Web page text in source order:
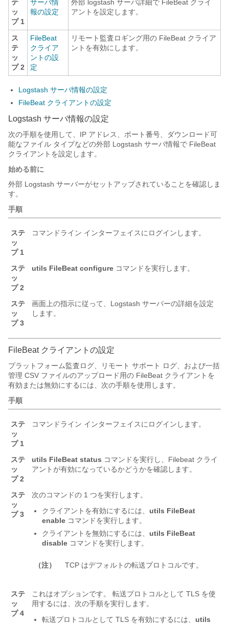
テ
ッ
プ 1
サーバ情
報の設定
外部 logstash サーバ詳細で FileBeat クライ
アントを設定します。
ス
テ
ッ
プ 2
FileBeat
クライア
ントの設
定
リモート監査ロギング用の FileBeat クライア
ントを有効にします。
Logstash サーバ情報の設定
FileBeat クライアントの設定
Logstash サーバ情報の設定
次の手順を使用して、IP アドレス、ポート番号、ダウンロード可
能なファイル タイプなどの外部 Logstash サーバ情報で FileBeat
クライアントを設定します。
始める前に
外部 Logstash サーバーがセットアップされていることを確認しま
す。
手順
ステ
ッ
プ 1
コマンドライン インターフェイスにログインします。
ステ
ッ
プ 2
utils FileBeat configure コマンドを実行します。
ステ
ッ
プ 3
画面上の指示に従って、Logstash サーバーの詳細を設定
します。
FileBeat クライアントの設定
プラットフォーム監査ログ、リモート サポート ログ、および一括
管理 CSV ファイルのアップロード用の FileBeat クライアントを
有効または無効にするには、次の手順を使用します。
手順
ステ
ッ
プ 1
コマンドライン インターフェイスにログインします。
ステ
ッ
プ 2
utils FileBeat status コマンドを実行し、Filebeat クライ
アントが有効になっているかどうかを確認します。
ステ
ッ
プ 3
次のコマンドの 1 つを実行します。
クライアントを有効にするには、 utils FileBeat
enable コマンドを実行します。
クライアントを無効にするには、 utils FileBeat
disable コマンドを実行します。
（注） TCP はデフォルトの転送プロトコルです。
ステ
ッ
プ 4
これはオプションです。 転送プロトコルとして TLS を使
用するには、次の手順を実行します。
転送プロトコルとして TLS を有効にするには、 utils